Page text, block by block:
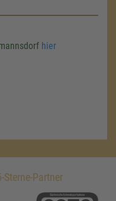
hier
Sterne-Partner